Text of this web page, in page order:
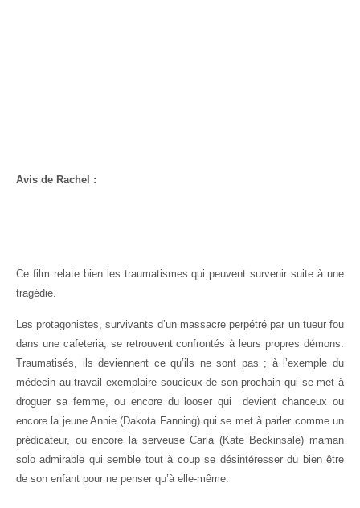
Avis de Rachel :
Ce film relate bien les traumatismes qui peuvent survenir suite à une
tragédie.
Les protagonistes, survivants d’un massacre perpétré par un tueur fou
dans une cafeteria, se retrouvent confrontés à leurs propres démons.
Traumatisés, ils deviennent ce qu’ils ne sont pas ; à l’exemple du
médecin au travail exemplaire soucieux de son prochain qui se met à
droguer sa femme, ou encore du looser qui devient chanceux ou
encore la jeune Annie (Dakota Fanning) qui se met à parler comme un
prédicateur, ou encore la serveuse Carla (Kate Beckinsale) maman
solo admirable qui semble tout à coup se désintéresser du bien être
de son enfant pour ne penser qu’à elle-même.